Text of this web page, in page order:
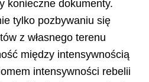
konieczne dokumenty.
tylko pozbywaniu się
z własnego terenu
między intensywnością
intensywności rebelii